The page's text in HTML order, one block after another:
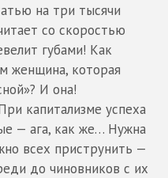
на три тысячи
со скоростью
губами! Как
женщина, которая
И она!
капитализме успеха
— ага, как же… Нужна
всех приструнить —
до чиновников с их